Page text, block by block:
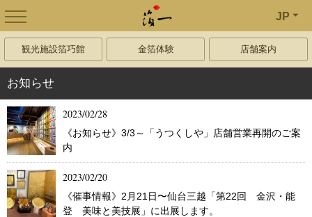
JP
観光施設箔巧館 金箔体験 店舗案内
お知らせ
2023/02/28
《お知らせ》3/3～「うつくしや」店舗営業再開のご案
内
2023/02/20
《催事情報》2月21日〜仙台三越「第22回 金沢・能
登 美味と美技展」に出展します。